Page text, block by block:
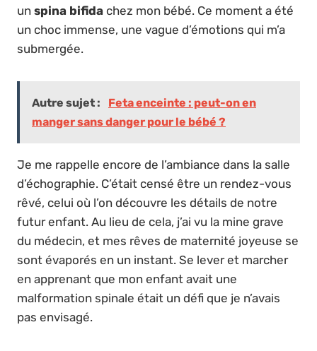
un spina bifida chez mon bébé. Ce moment a été
un choc immense, une vague d’émotions qui m’a
submergée.
Autre sujet :
Feta enceinte : peut-on en
manger sans danger pour le bébé ?
Je me rappelle encore de l’ambiance dans la salle
d’échographie. C’était censé être un rendez-vous
rêvé, celui où l’on découvre les détails de notre
futur enfant. Au lieu de cela, j’ai vu la mine grave
du médecin, et mes rêves de maternité joyeuse se
sont évaporés en un instant. Se lever et marcher
en apprenant que mon enfant avait une
malformation spinale était un défi que je n’avais
pas envisagé.